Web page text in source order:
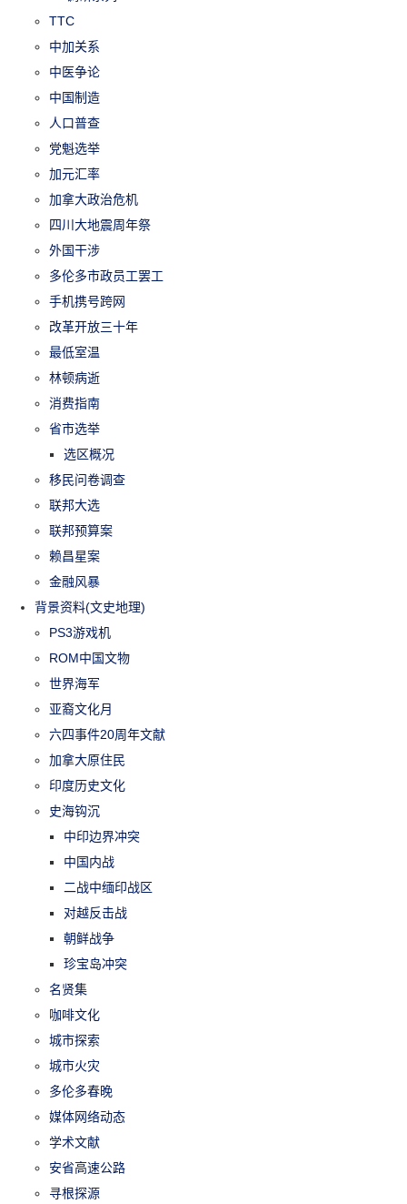
TTC
中加关系
中医争论
中国制造
人口普查
党魁选举
加元汇率
加拿大政治危机
四川大地震周年祭
外国干涉
多伦多市政员工罢工
手机携号跨网
改革开放三十年
最低室温
林顿病逝
消费指南
省市选举
选区概况
移民问卷调查
联邦大选
联邦预算案
赖昌星案
金融风暴
背景资料(文史地理)
PS3游戏机
ROM中国文物
世界海军
亚裔文化月
六四事件20周年文献
加拿大原住民
印度历史文化
史海钩沉
中印边界冲突
中国内战
二战中缅印战区
对越反击战
朝鲜战争
珍宝岛冲突
名贤集
咖啡文化
城市探索
城市火灾
多伦多春晚
媒体网络动态
学术文献
安省高速公路
寻根探源